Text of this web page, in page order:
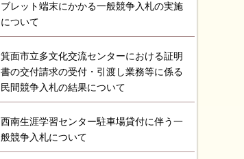
ブレット端末にかかる一般競争入札の実施
について
箕面市立多文化交流センターにおける証明
書の交付請求の受付・引渡し業務等に係る
民間競争入札の結果について
西南生涯学習センター駐車場貸付に伴う一
般競争入札について